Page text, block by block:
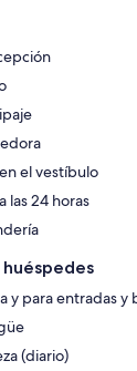
el vestíbulo
las 24 horas
y para entradas y
(diario)